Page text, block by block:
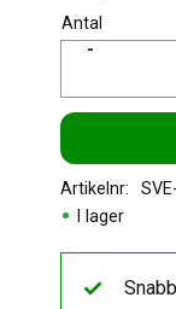
Antal
-
I lager
Artikelnr